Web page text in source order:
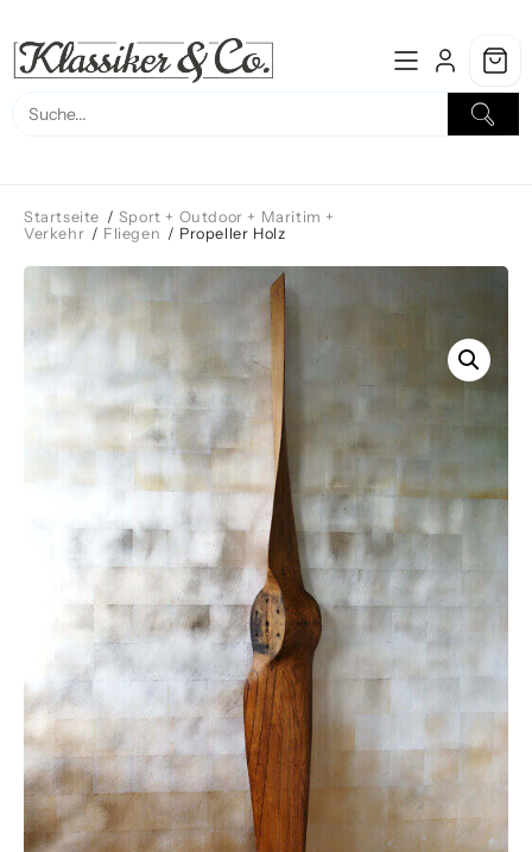
to
content
Startseite / Sport + Outdoor + Maritim +
Verkehr / Fliegen / Propeller Holz